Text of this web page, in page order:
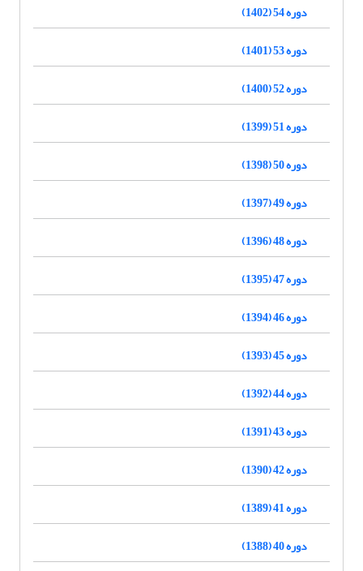
دوره 54 (1402)
دوره 53 (1401)
دوره 52 (1400)
دوره 51 (1399)
دوره 50 (1398)
دوره 49 (1397)
دوره 48 (1396)
دوره 47 (1395)
دوره 46 (1394)
دوره 45 (1393)
دوره 44 (1392)
دوره 43 (1391)
دوره 42 (1390)
دوره 41 (1389)
دوره 40 (1388)